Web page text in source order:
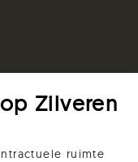
Zilveren
ruimte